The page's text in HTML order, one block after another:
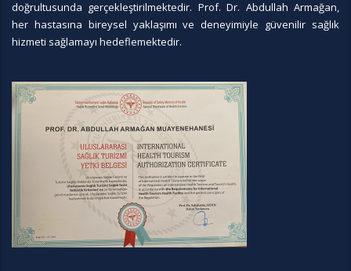
doğrultusunda gerçekleştirilmektedir. Prof. Dr. Abdullah Armağan,
her hastasına bireysel yaklaşımı ve deneyimiyle güvenilir sağlık
hizmeti sağlamayı hedeflemektedir.